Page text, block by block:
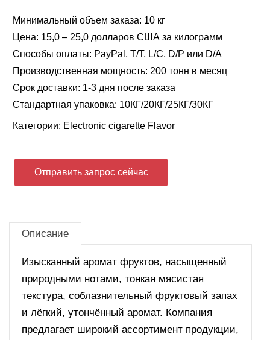
Минимальный объем заказа: 10 кг
Цена: 15,0 – 25,0 долларов США за килограмм
Способы оплаты: PayPal, T/T, L/C, D/P или D/A
Производственная мощность: 200 тонн в месяц
Срок доставки: 1-3 дня после заказа
Стандартная упаковка: 10КГ/20КГ/25КГ/30КГ
Категории: Electronic cigarette Flavor
Отправить запрос сейчас
Описание
Изысканный аромат фруктов, насыщенный
природными нотами, тонкая мясистая
текстура, соблазнительный фруктовый запах
и лёгкий, утончённый аромат. Компания
предлагает широкий ассортимент продукции,